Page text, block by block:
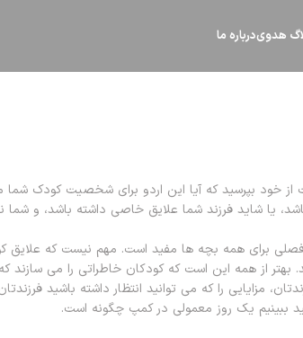
هدویدرباره ما
از خود بپرسید که آیا این اردو برای شخصیت کودک
یا شاید فرزند شما علایق خاصی داشته باشد، و
برای همه بچه ها مفید است. مهم نیست که
از همه این است که کودکان خاطراتی را می سازند
مزایایی را که می توانید انتظار داشته باشید
ببینیم یک روز معمولی در کمپ چگونه است.